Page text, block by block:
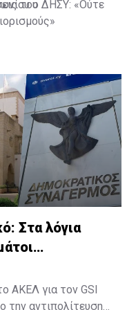
τουο ΔΗΣΥ: «Ούτε
Στα λόγια
ΑΚΕΛ για τον GSI
την αντιπολίτευση